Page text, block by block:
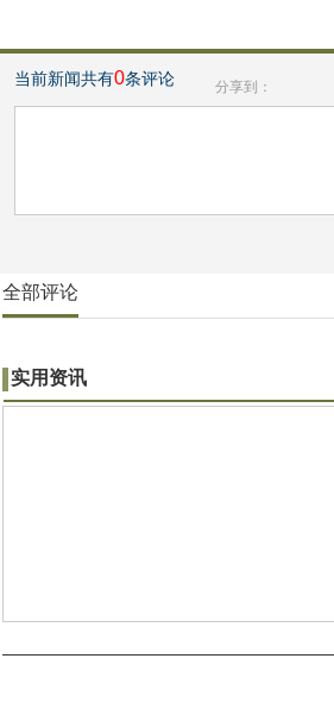
当前新闻共有0条评论 分享到：
全部评论
实用资讯